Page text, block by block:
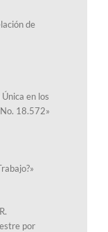
de
en los
18.572»
por